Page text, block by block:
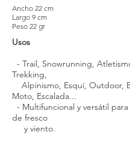
Ancho 22 cm
Largo 9 cm
Peso 22 gr
Usos
- Trail, Snowrunning,
Trekking,
Alpinismo, Esquí, Outdoor,
Moto, Escalada...
- Multifuncional y versátil
de fresco
y viento.